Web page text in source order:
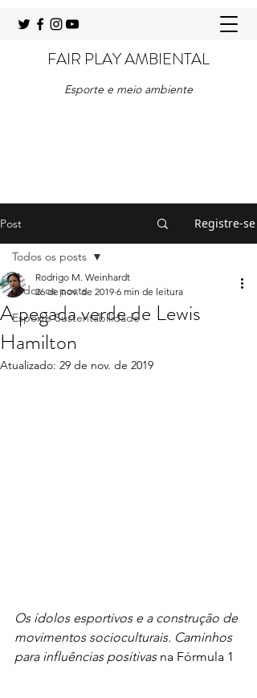
FAIR PLAY AMBIENTAL
Esporte e meio ambiente
Post Registre-se
Todos os posts
Esporte Sustentabilidade
Todos os posts
A pegada verde de Lewis
Hamilton
Rodrigo M. Weinhardt
26 de nov. de 2019 6 min de leitura
Atualizado: 29 de nov. de 2019
Os ídolos esportivos e a construção de
movimentos socioculturais. Caminhos
para influências positivas na Fórmula 1